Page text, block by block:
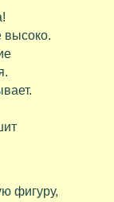
высоко.
фигуру,